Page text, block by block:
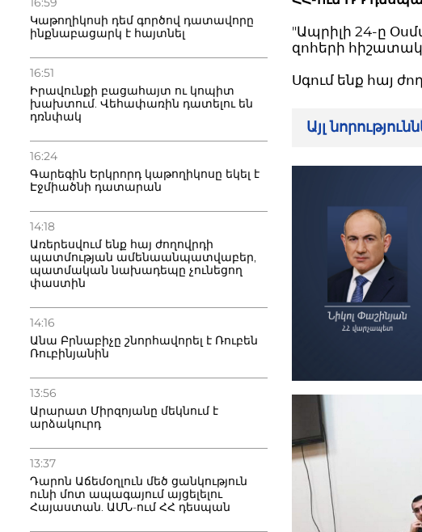
Կաթողիկոսի դեմ գործով դատավորը
ինքնաբացարկ է հայտնել
16:51
Իրավունքի բացահայտ ու կոպիտ
խախտում. Վեհափառին դատելու են
դռնփակ
16:24
Գարեգին Երկրորդ կաթողիկոսը եկել է
Էջմիածնի դատարան
14:18
Առերեսվում ենք հայ ժողովրդի
պատմության ամենաանպատվաբեր,
պատմական նախադեպը չունեցող
փաստին
14:16
Անա Բրնաբիչը շնորհավորել է Ռուբեն
Ռուբինյանին
13:56
Արարատ Միրզոյանը մեկնում է
արձակուրդ
13:37
Դարոն Աճեմօղլուն մեծ ցանկություն
ունի մոտ ապագայում այցելելու
Հայաստան. ԱՄՆ-ում ՀՀ դեսպան
"Ապրիլի 24-ը
զոհերի
Սգում ենք հայ
Այլ